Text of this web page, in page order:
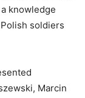
knowledge
soldiers
Marcin